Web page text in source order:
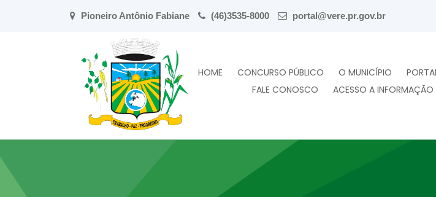
Pioneiro Antônio Fabiane (46)3535-8000 portal@vere.pr.gov.br
HOME CONCURSO PÚBLICO O MUNICÍPIO
FALE CONOSCO
ACESSO A INFORMAÇÃO